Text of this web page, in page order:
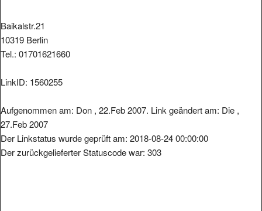
Baikalstr.21
10319 Berlin
Tel.: 01701621660
LinkID: 1560255
Aufgenommen am: Don , 22.Feb 2007. Link geändert am: Die ,
27.Feb 2007
Der Linkstatus wurde geprüft am: 2018-08-24 00:00:00
Der zurückgelieferter Statuscode war: 303